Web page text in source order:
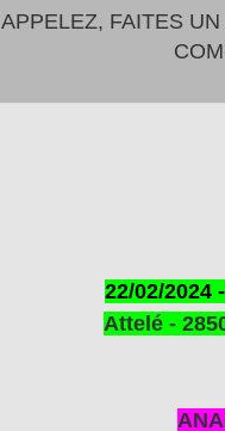
APPELEZ, FAITES
22/02/2024
Attelé -